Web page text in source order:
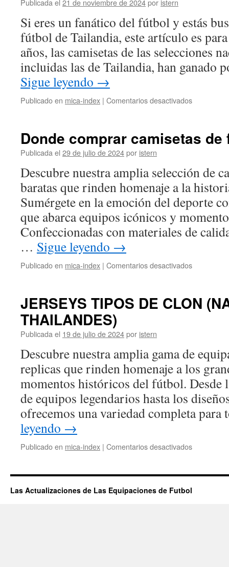
Publicada el 21 de noviembre de 2024por istern
Si eres un fanático del fútbol y estás
fútbol de Tailandia, este artículo es
años, las camisetas de las selecciones
incluidas las de Tailandia, han ganado
Sigue leyendo →
Publicado en mica-index | Comentarios desactivadosen
de
Donde comprar camisetas
Publicada el 29 de julio de 2024por istern
Descubre nuestra amplia selección de
baratas que rinden homenaje a la
Sumérgete en la emoción del deporte
que abarca equipos icónicos y
Confeccionadas con materiales de
… Sigue leyendo →
Publicado en mica-index | Comentarios desactivadosen
de
JERSEYS TIPOS DE CLON
THAILANDES)
Publicada el 19 de julio de 2024por istern
Descubre nuestra amplia gama de
replicas que rinden homenaje a los
momentos históricos del fútbol. Desde
de equipos legendarios hasta los
ofrecemos una variedad completa
leyendo →
Publicado en mica-index | Comentarios desactivadosen
DE
Las Actualizaciones de Las Equipaciones de Futbol